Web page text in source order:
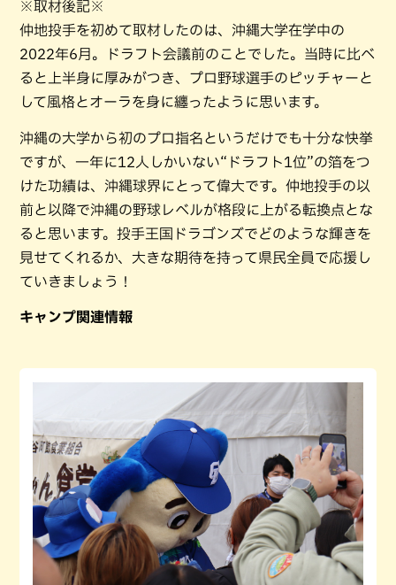
※取材後記※
仲地投手を初めて取材したのは、沖縄大学在学中の
2022年6月。ドラフト会議前のことでした。当時に比べ
ると上半身に厚みがつき、プロ野球選手のピッチャーと
して風格とオーラを身に纏ったように思います。
沖縄の大学から初のプロ指名というだけでも十分な快挙
ですが、一年に12人しかいない“ドラフト1位”の箔をつ
けた功績は、沖縄球界にとって偉大です。仲地投手の以
前と以降で沖縄の野球レベルが格段に上がる転換点とな
ると思います。投手王国ドラゴンズでどのような輝きを
見せてくれるか、大きな期待を持って県民全員で応援し
ていきましょう！
キャンプ関連情報